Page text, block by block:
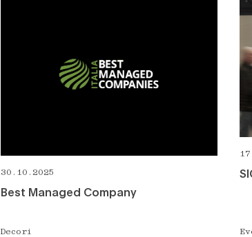
30.10.2025
Best Managed Company
Decori